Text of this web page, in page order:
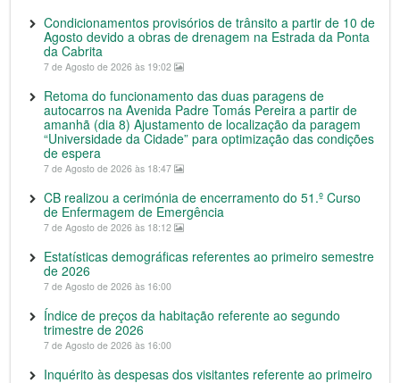
Condicionamentos provisórios de trânsito a partir de 10 de
Agosto devido a obras de drenagem na Estrada da Ponta
da Cabrita
7 de Agosto de 2026 às 19:02
Retoma do funcionamento das duas paragens de
autocarros na Avenida Padre Tomás Pereira a partir de
amanhã (dia 8) Ajustamento de localização da paragem
“Universidade da Cidade” para optimização das condições
de espera
7 de Agosto de 2026 às 18:47
CB realizou a cerimónia de encerramento do 51.º Curso
de Enfermagem de Emergência
7 de Agosto de 2026 às 18:12
Estatísticas demográficas referentes ao primeiro semestre
de 2026
7 de Agosto de 2026 às 16:00
Índice de preços da habitação referente ao segundo
trimestre de 2026
7 de Agosto de 2026 às 16:00
Inquérito às despesas dos visitantes referente ao primeiro